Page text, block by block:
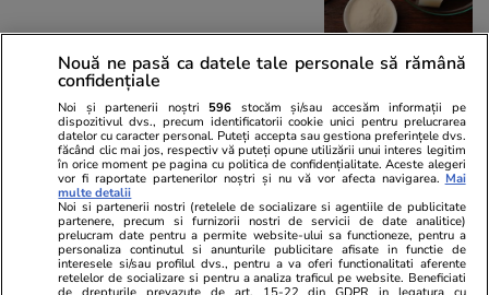
Știri România 20 iul.
ROMATSA a contestat blocarea
plăţilor în urma procesului
deschis de Pfizer. Cazul se
judecă la Bruxelles
Nouă ne pasă ca datele tale personale să rămână
confidențiale
Noi și partenerii noștri 596 stocăm și/sau accesăm informații pe
dispozitivul dvs., precum identificatorii cookie unici pentru prelucrarea
datelor cu caracter personal. Puteți accepta sau gestiona preferințele dvs.
făcând clic mai jos, respectiv vă puteți opune utilizării unui interes legitim
în orice moment pe pagina cu politica de confidențialitate. Aceste alegeri
vor fi raportate partenerilor noștri și nu vă vor afecta navigarea. Mai
multe detalii
Noi si partenerii nostri (retelele de socializare si agentiile de publicitate
partenere, precum si furnizorii nostri de servicii de date analitice)
prelucram date pentru a permite website-ului sa functioneze, pentru a
personaliza continutul si anunturile publicitare afisate in functie de
interesele si/sau profilul dvs., pentru a va oferi functionalitati aferente
retelelor de socializare si pentru a analiza traficul pe website. Beneficiati